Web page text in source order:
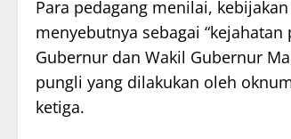
Para pedagang menilai,
menyebutnya sebagai
Gubernur dan Wakil Gubernur
pungli yang dilakukan oleh
ketiga.